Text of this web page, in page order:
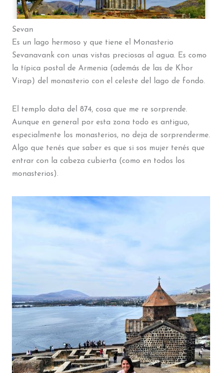
Sevan
Es un lago hermoso y que tiene el Monasterio
Sevanavank con unas vistas preciosas al agua. Es como
la típica postal de Armenia (además de las de Khor
Virap) del monasterio con el celeste del lago de fondo.
El templo data del 874, cosa que me re sorprende.
Aunque en general por esta zona todo es antiguo,
especialmente los monasterios, no deja de sorprenderme.
Algo que tenés que saber es que si sos mujer tenés que
entrar con la cabeza cubierta (como en todos los
monasterios).